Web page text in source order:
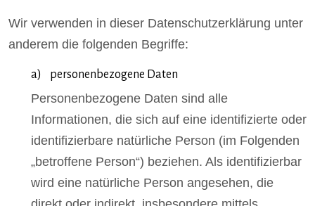
Wir verwenden in dieser Datenschutzerklärung unter
anderem die folgenden Begriffe:
a) personenbezogene Daten
Personenbezogene Daten sind alle
Informationen, die sich auf eine identifizierte oder
identifizierbare natürliche Person (im Folgenden
„betroffene Person“) beziehen. Als identifizierbar
wird eine natürliche Person angesehen, die